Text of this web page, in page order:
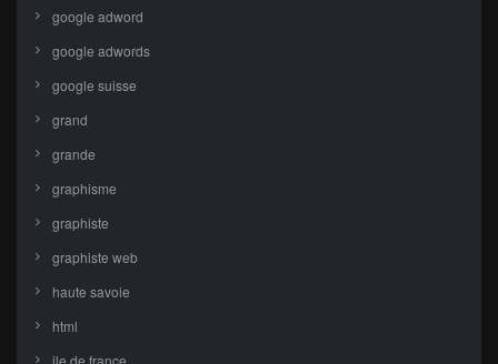
google adword
google adwords
google suisse
grand
grande
graphisme
graphiste
graphiste web
haute savoie
html